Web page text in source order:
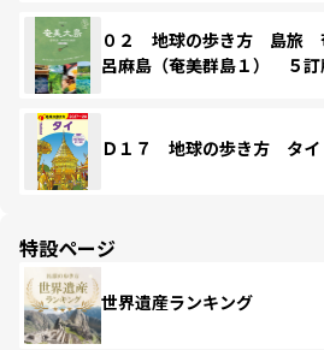
０２ 地球の歩き方 島旅
呂麻島（奄美群島１） ５訂
Ｄ１７ 地球の歩き方 タ
特設ページ
世界遺産ランキング